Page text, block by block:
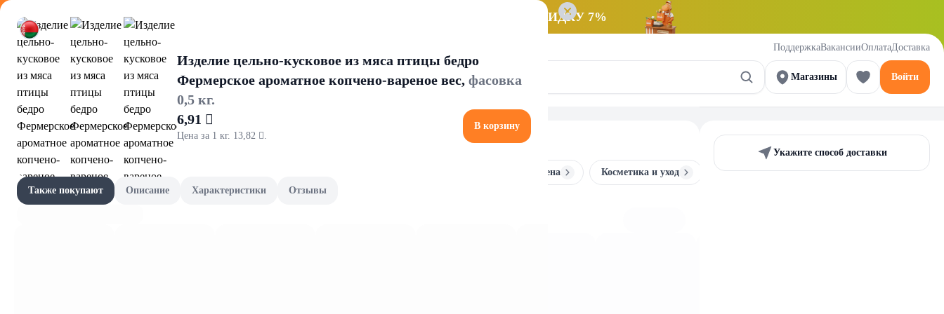
Оформляйте заказ НА САМОВЫВОЗ и получайте СКИДКУ 7%
ПоддержкаВакансииОплатаДоставка
Магазины Войти
Акции
Наши бренды
Подгузники и гигиена Косметика и уход Аксессуары для новорожденных
Укажите способ доставки
Изделие цельно-кусковое из мяса птицы бедро
Фермерское ароматное копчено-вареное вес, фасовка
0,5 кг.
6,91 
Цена за 1 кг. 13,82 .
В корзину
Также покупают Описание Характеристики Отзывы